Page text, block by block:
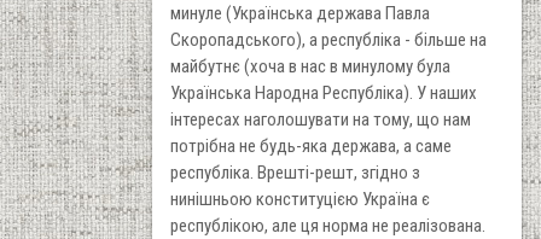
минуле (Українська держава Павла
Скоропадського), а республіка - більше на
майбутнє (хоча в нас в минулому була
Українська Народна Республіка). У наших
інтересах наголошувати на тому, що нам
потрібна не будь-яка держава, а саме
республіка. Врешті-решт, згідно з
нинішньою конституцією Україна є
республікою, але ця норма не реалізована.